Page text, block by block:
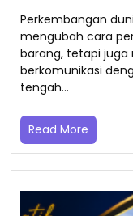
Perkembangan
mengubah cara
barang, tetapi
berkomunikasi
tengah…
Read More